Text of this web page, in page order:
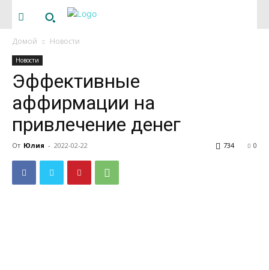
Домой Новости
Новости
Эффективные
аффирмации на
привлечение денег
От Юлия - 2022-02-22 0
734